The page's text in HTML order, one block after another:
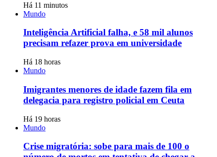
Há 11 minutos
Mundo
Inteligência Artificial falha, e 58 mil alunos
precisam refazer prova em universidade
Há 18 horas
Mundo
Imigrantes menores de idade fazem fila em
delegacia para registro policial em Ceuta
Há 19 horas
Mundo
Crise migratória: sobe para mais de 100 o